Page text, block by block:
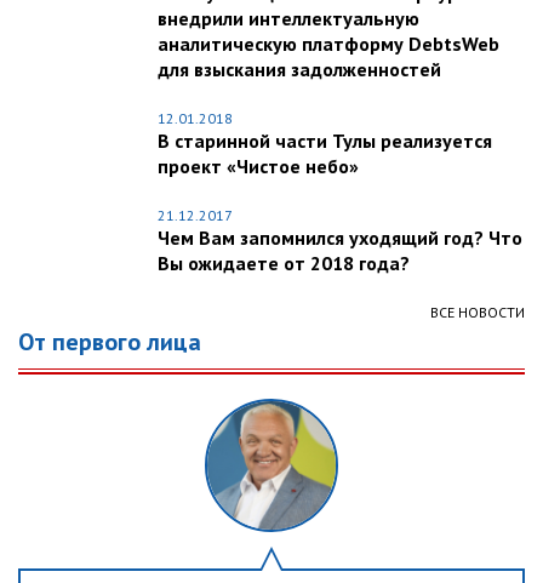
внедрили интеллектуальную
аналитическую платформу DebtsWeb
для взыскания задолженностей
12.01.2018
В старинной части Тулы реализуется
проект «Чистое небо»
21.12.2017
Чем Вам запомнился уходящий год? Что
Вы ожидаете от 2018 года?
ВСЕ НОВОСТИ
От первого лица